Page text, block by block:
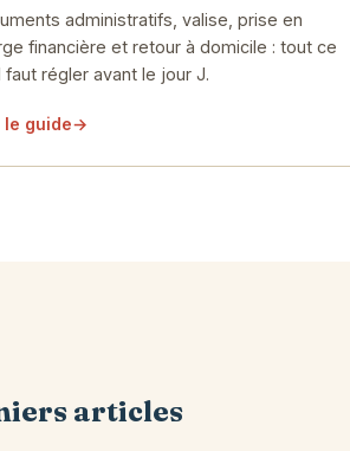
administratifs, valise, prise en
financière et retour à domicile : tout ce
faut régler avant le jour J.
le guide→
articles